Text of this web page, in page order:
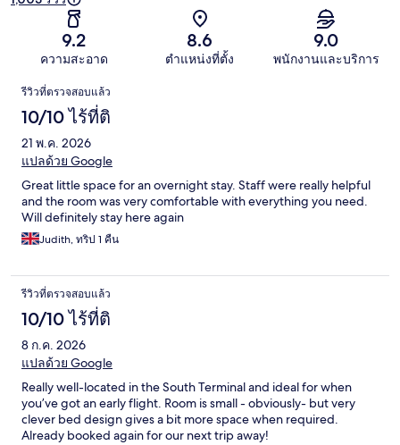
9.2
ความสะอาด
8.6
ตำแหน่งที่ตั้ง
9.0
พนักงานและบริการ
รีวิว
รีวิวที่ตรวจสอบแล้ว
10/10 ไร้ที่ติ
21 พ.ค. 2026
แปลด้วย Google
Great little space for an overnight stay. Staff were really helpful
and the room was very comfortable with everything you need.
Will definitely stay here again
Judith, ทริป 1 คืน
รีวิวที่ตรวจสอบแล้ว
10/10 ไร้ที่ติ
8 ก.ค. 2026
แปลด้วย Google
Really well-located in the South Terminal and ideal for when
you’ve got an early flight. Room is small - obviously- but very
clever bed design gives a bit more space when required.
Already booked again for our next trip away!